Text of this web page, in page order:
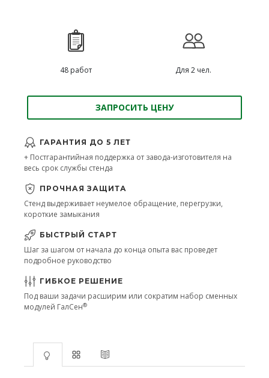
48 работ Для 2 чел.
ЗАПРОСИТЬ ЦЕНУ
ГАРАНТИЯ ДО 5 ЛЕТ
+ Постгарантийная поддержка от завода-изготовителя на
весь срок службы стенда
ПРОЧНАЯ ЗАЩИТА
Стенд выдерживает неумелое обращение, перегрузки,
короткие замыкания
БЫСТРЫЙ СТАРТ
Шаг за шагом от начала до конца опыта вас проведет
подробное руководство
ГИБКОЕ РЕШЕНИЕ
Под ваши задачи расширим или сократим набор сменных
модулей ГалСен®